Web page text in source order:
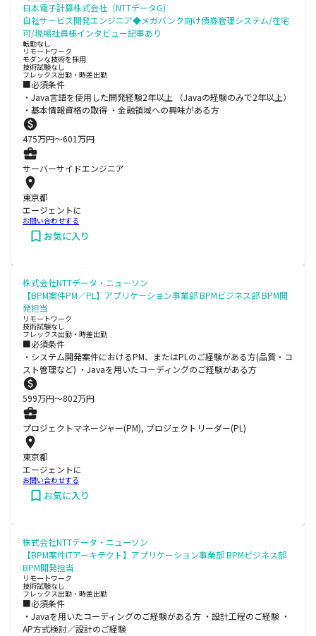
日本電子計算株式会社（NTTデータG)
自社サービス開発エンジニア◆メガバンク向け債券管理システム/在宅
可/現場社員様インタビュー記事あり
転勤なし
リモートワーク
モダンな技術を採用
技術試験なし
フレックス出勤・時差出勤
■必須条件
・Java言語を使用した開発経験2年以上 （Javaの経験のみで2年以上）
・基本情報資格の取得 ・金融領域への興味がある方
475万円〜601万円
サーバーサイドエンジニア
東京都
エージェントに
お問い合わせする
お気に入り
株式会社NTTデータ・ニューソン
【BPM案件PM／PL】アプリケーション事業部 BPMビジネス部 BPM開
発担当
リモートワーク
技術試験なし
フレックス出勤・時差出勤
■必須条件
・システム開発案件におけるPM、またはPLのご経験がある方(品質・コ
スト管理など) ・Javaを用いたコーディングのご経験がある方
599万円〜802万円
プロジェクトマネージャー(PM), プロジェクトリーダー(PL)
東京都
エージェントに
お問い合わせする
お気に入り
株式会社NTTデータ・ニューソン
【BPM案件ITアーキテクト】アプリケーション事業部 BPMビジネス部
BPM開発担当
リモートワーク
技術試験なし
フレックス出勤・時差出勤
■必須条件
・Javaを用いたコーディングのご経験がある方 ・設計工程のご経験 ・
AP方式検討／設計のご経験